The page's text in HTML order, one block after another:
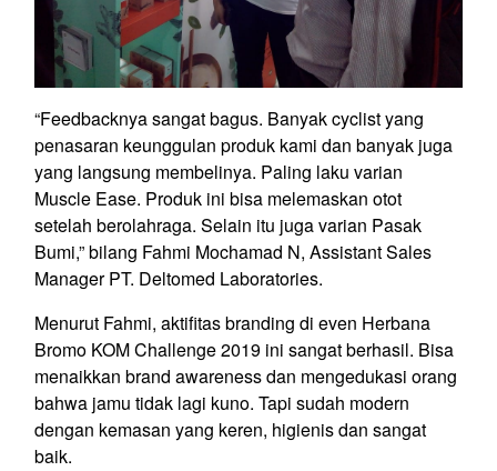
“Feedbacknya sangat bagus. Banyak cyclist yang
penasaran keunggulan produk kami dan banyak juga
yang langsung membelinya. Paling laku varian
Muscle Ease. Produk ini bisa melemaskan otot
setelah berolahraga. Selain itu juga varian Pasak
Bumi,” bilang Fahmi Mochamad N, Assistant Sales
Manager PT. Deltomed Laboratories.
Menurut Fahmi, aktifitas branding di even Herbana
Bromo KOM Challenge 2019 ini sangat berhasil. Bisa
menaikkan brand awareness dan mengedukasi orang
bahwa jamu tidak lagi kuno. Tapi sudah modern
dengan kemasan yang keren, higienis dan sangat
baik.